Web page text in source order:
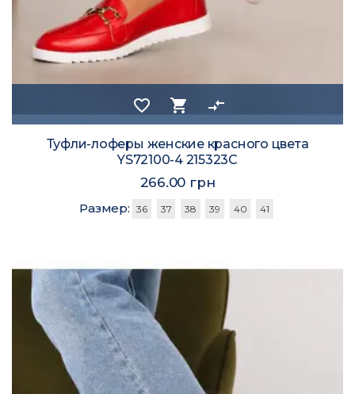
favorite_border shopping_cart compare_arrows
Туфли-лоферы женские красного цвета
YS72100-4 215323C
266.00 грн
Размер: 36 37 38 39 40 41